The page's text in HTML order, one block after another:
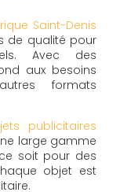
Saint-Denis
de qualité pour
Avec des
aux besoins
formats
publicitaires
large gamme
soit pour des
objet est